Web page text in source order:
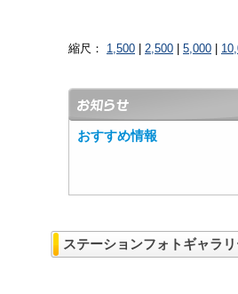
縮尺： 1,500 2,500 5,000
おすすめ情報
ステーションフォトギャラ